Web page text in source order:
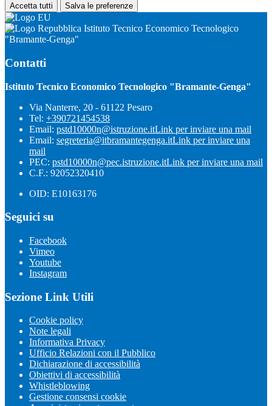
Accetta tutti Salva le preferenze
Istituto Tecnico Economico Tecnologico
"Bramante-Genga"
Contatti
Istituto Tecnico Economico Tecnologico "Bramante-Genga"
Via Nanterre, 20 - 61122 Pesaro
Tel: +390721454538
Email: pstd10000n@istruzione.itLink per inviare una mail
Email: segreteria@itbramantegenga.itLink per inviare una
mail
PEC: pstd10000n@pec.istruzione.itLink per inviare una mail
C.F.: 92052320410
OID: E10163176
Seguici su
Facebook
Vimeo
Youtube
Instagram
Sezione Link Utili
Cookie policy
Note legali
Informativa Privacy
Ufficio Relazioni con il Pubblico
Dichiarazione di accessibilità
Obiettivi di accessibilità
Whistleblowing
Gestione consensi cookie